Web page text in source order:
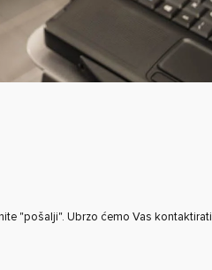
"pošalji". Ubrzo ćemo Vas kontaktirati